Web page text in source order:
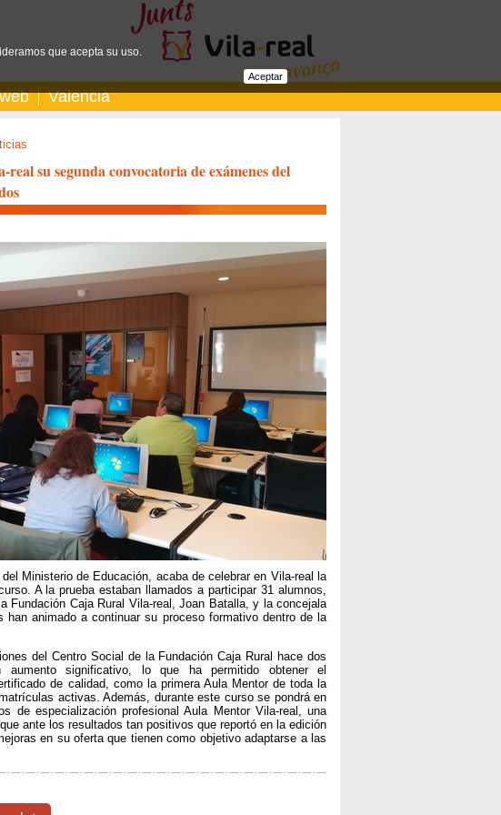
Valencià
su segunda convocatoria de exámenes del
Ministerio de Educación, acaba de celebrar en Vila-real la
A la prueba estaban llamados a participar 31 alumnos,
Fundación Caja Rural Vila-real, Joan Batalla, y la concejala
animado a continuar su proceso formativo dentro de la
del Centro Social de la Fundación Caja Rural hace dos
significativo, lo que ha permitido obtener el
de calidad, como la primera Aula Mentor de toda la
activas. Además, durante este curso se pondrá en
de especialización profesional Aula Mentor Vila-real, una
ante los resultados tan positivos que reportó en la edición
en su oferta que tienen como objetivo adaptarse a las
que acepta su uso.
Aceptar